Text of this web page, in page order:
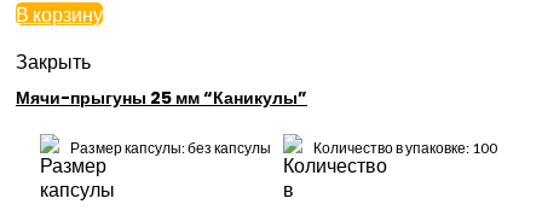
В корзину
Закрыть
Мячи-прыгуны 25 мм “Каникулы”
Размер капсулы: без капсулы Количество в упаковке: 100